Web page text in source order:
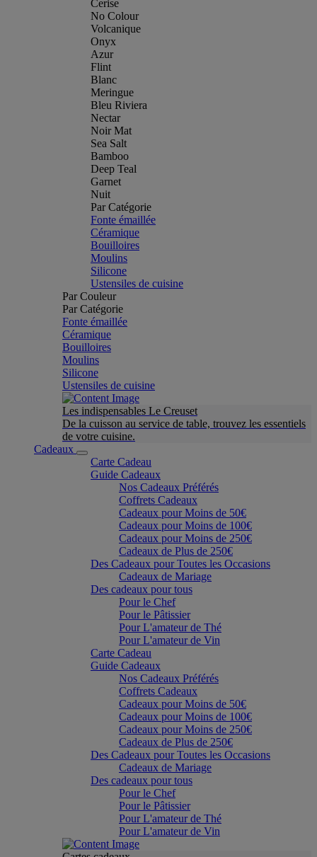
Cerise
No Colour
Volcanique
Onyx
Azur
Flint
Blanc
Meringue
Bleu Riviera
Nectar
Noir Mat
Sea Salt
Bamboo
Deep Teal
Garnet
Nuit
Par Catégorie
Fonte émaillée
Céramique
Bouilloires
Moulins
Silicone
Ustensiles de cuisine
Par Couleur
Par Catégorie
Fonte émaillée
Céramique
Bouilloires
Moulins
Silicone
Ustensiles de cuisine
Les indispensables Le Creuset
De la cuisson au service de table, trouvez les essentiels
de votre cuisine.
Cadeaux
Carte Cadeau
Guide Cadeaux
Nos Cadeaux Préférés
Coffrets Cadeaux
Cadeaux pour Moins de 50€
Cadeaux pour Moins de 100€
Cadeaux pour Moins de 250€
Cadeaux de Plus de 250€
Des Cadeaux pour Toutes les Occasions
Cadeaux de Mariage
Des cadeaux pour tous
Pour le Chef
Pour le Pâtissier
Pour L'amateur de Thé
Pour L'amateur de Vin
Carte Cadeau
Guide Cadeaux
Nos Cadeaux Préférés
Coffrets Cadeaux
Cadeaux pour Moins de 50€
Cadeaux pour Moins de 100€
Cadeaux pour Moins de 250€
Cadeaux de Plus de 250€
Des Cadeaux pour Toutes les Occasions
Cadeaux de Mariage
Des cadeaux pour tous
Pour le Chef
Pour le Pâtissier
Pour L'amateur de Thé
Pour L'amateur de Vin